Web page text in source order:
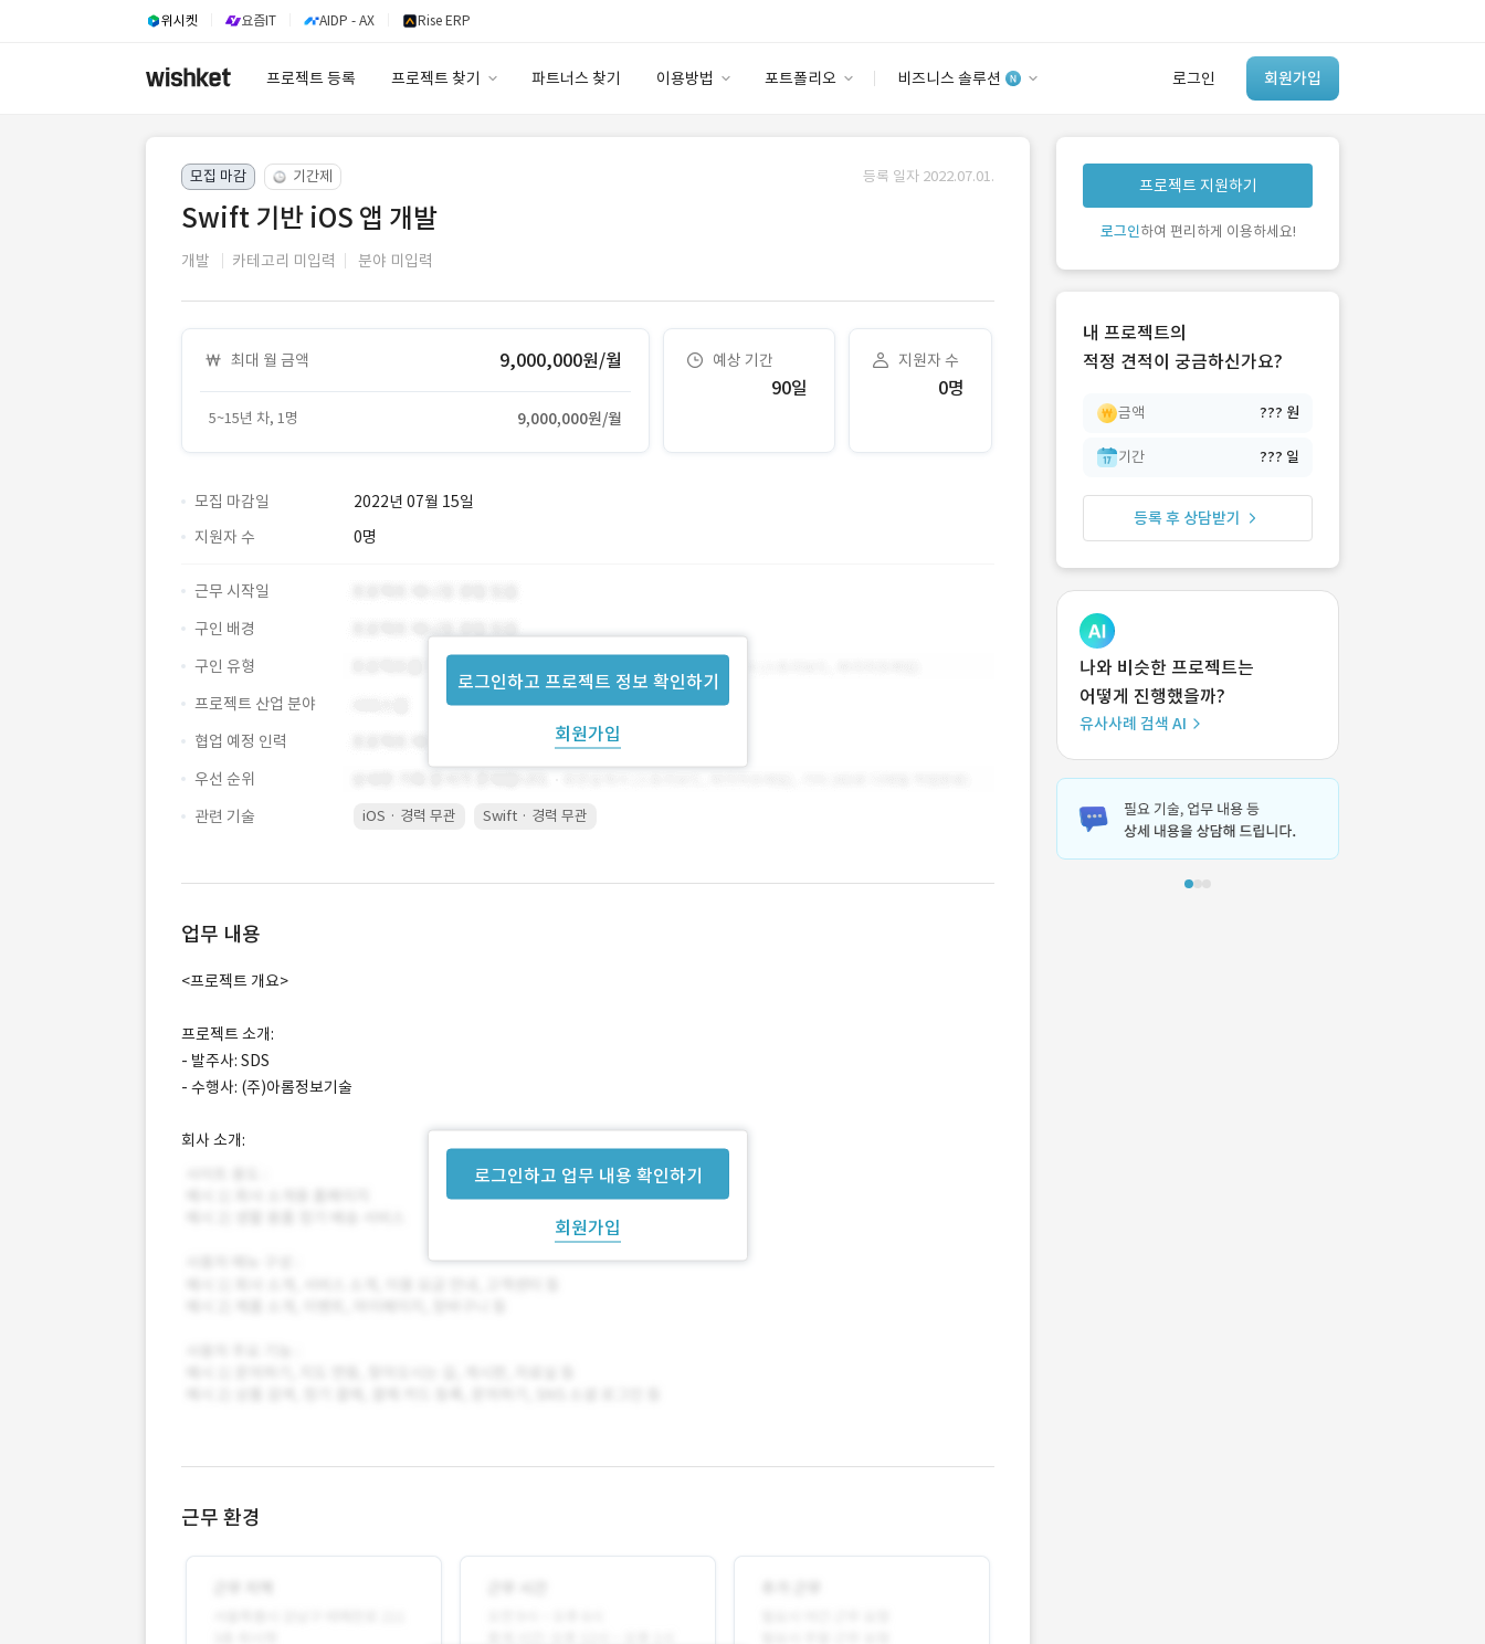
위시켓 요즘IT AIDP - AX Rise ERP
프로젝트 등록 프로젝트 찾기 파트너스 찾기 이용방법 포트폴리오 비즈니스 솔루션 로그인 회원가입
안심 코드 케어
유사사례 검색 AI
‘이런 거’ 만들어본
개발 회사 있어?
모집 마감 기간제 등록 일자 2022.07.01.
Swift 기반 iOS 앱 개발
개발 카테고리 미입력 분야 미입력
최대 월 금액 9,000,000원/월
5~15년 차, 1명 9,000,000원/월
예상 기간
90일
지원자 수
0명
모집 마감일
2022년 07월 15일
지원자 수
0명
로그인하고 프로젝트 정보 확인하기
회원가입
근무 시작일
구인 배경
구인 유형
프로젝트 산업 분야
협업 예정 인력
우선 순위
관련 기술
iOS · 경력 무관 Swift · 경력 무관
업무 내용
로그인하고 업무 내용 확인하기
회원가입
<프로젝트 개요>
프로젝트 소개:
- 발주사: SDS
- 수행사: (주)아롬정보기술
회사 소개:
근무 환경
프로젝트 지원하기
로그인하여 편리하게 이용하세요!
내 프로젝트의
적정 견적이 궁금하신가요?
금액 ??? 원
기간 ??? 일
등록 후 상담받기
나와 비슷한 프로젝트는
어떻게 진행했을까?
유사사례 검색 AI